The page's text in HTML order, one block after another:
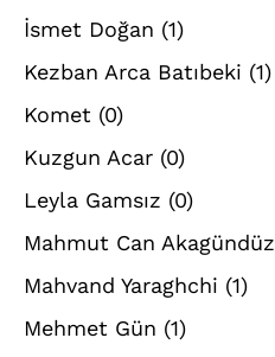
İsmet Doğan (1)
Kezban Arca Batıbeki (1)
Komet (0)
Kuzgun Acar (0)
Leyla Gamsız (0)
Mahmut Can Akagündüz
Mahvand Yaraghchi (1)
Mehmet Gün (1)